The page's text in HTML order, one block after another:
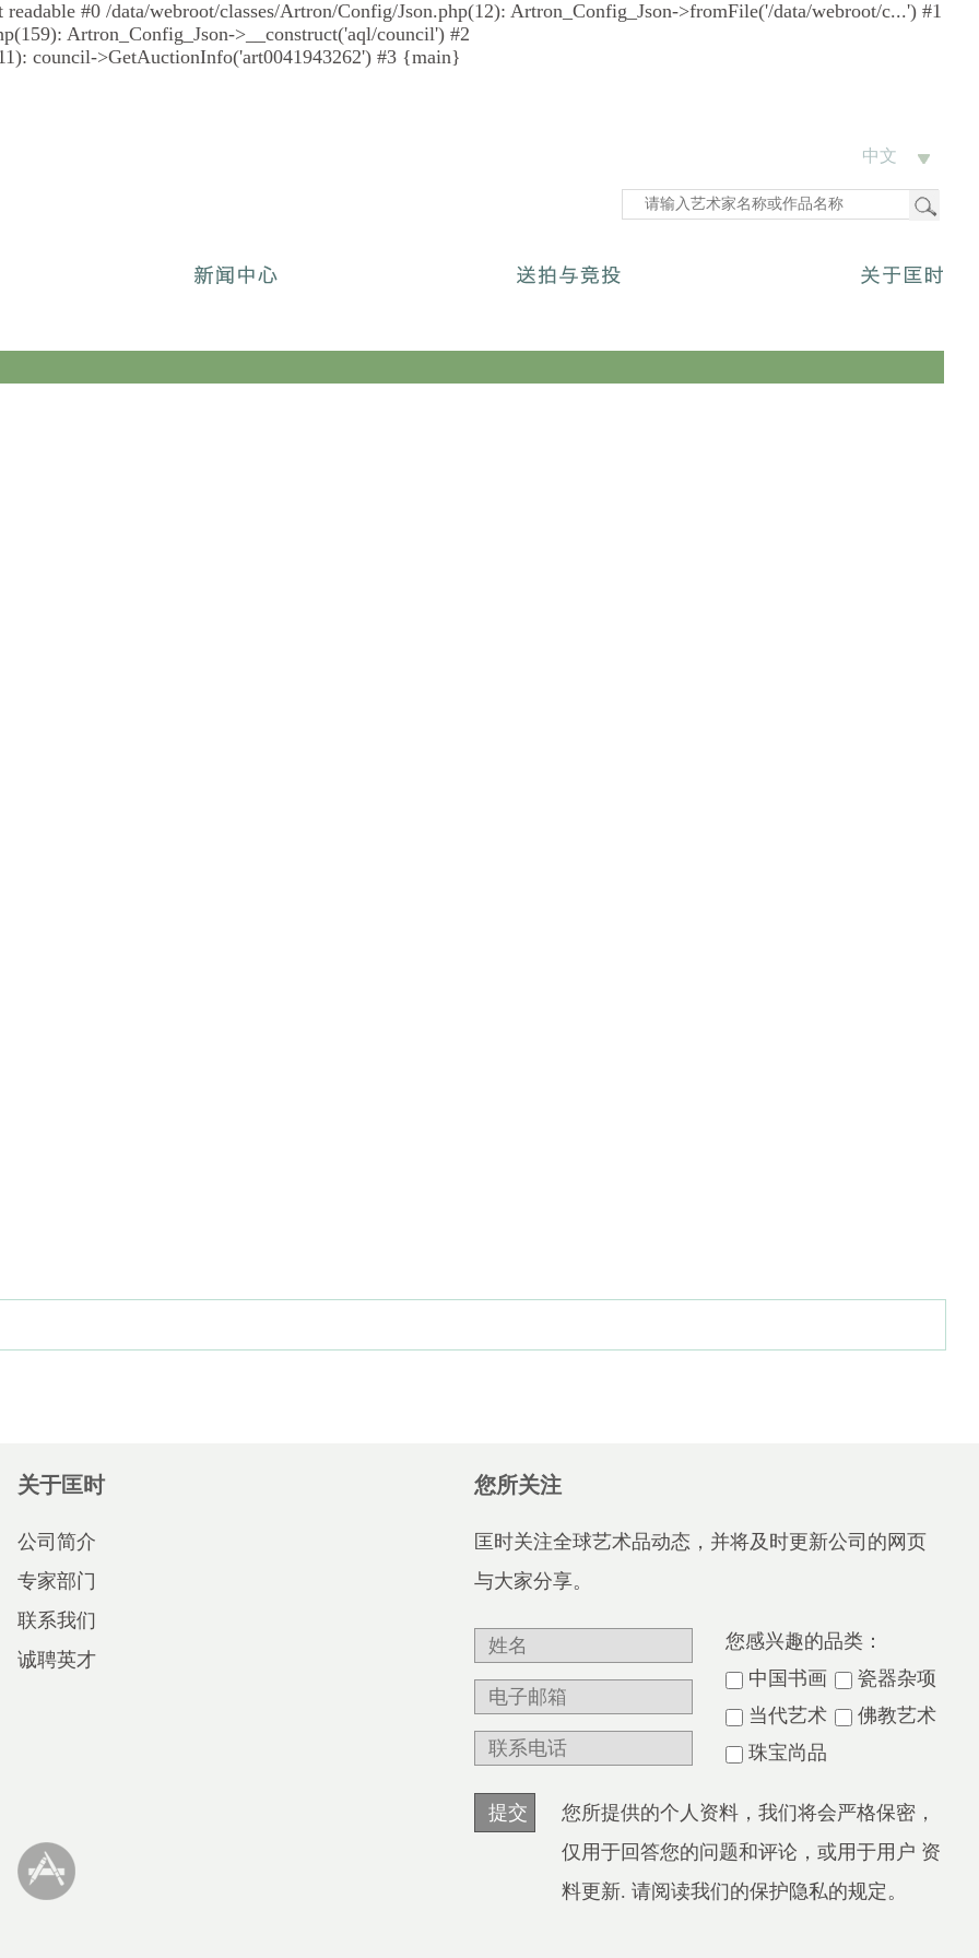
#0 /data/webroot/classes/Artron/Config/Json.php(12): Artron_Config_Json->fromFile('/data/webroot/c...') #1
Artron_Config_Json->__construct('aql/council') #2
council->GetAuctionInfo('art0041943262') #3 {main}
中文
关于匡时
公司简介
专家部门
联系我们
诚聘英才
您所关注
匡时关注全球艺术品动态，并将及时更新公司的网页
与大家分享。
您感兴趣的品类：
中国书画
瓷器杂项
当代艺术
佛教艺术
珠宝尚品
您所提供的个人资料，我们将会严格保密，
仅用于回答您的问题和评论，或用于用户 资
料更新. 请阅读我们的保护隐私的规定。